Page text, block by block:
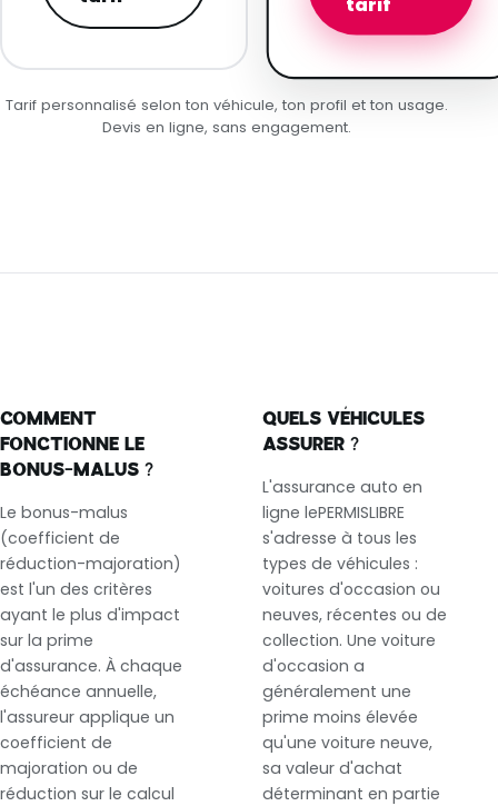
tarif
Tarif personnalisé selon ton véhicule, ton profil et ton usage.
Devis en ligne, sans engagement.
COMMENT
FONCTIONNE LE
BONUS-MALUS ?
Le bonus-malus
(coefficient de
réduction-majoration)
est l'un des critères
ayant le plus d'impact
sur la prime
d'assurance. À chaque
échéance annuelle,
l'assureur applique un
coefficient de
majoration ou de
réduction sur le calcul
QUELS VÉHICULES
ASSURER ?
L'assurance auto en
ligne lePERMISLIBRE
s'adresse à tous les
types de véhicules :
voitures d'occasion ou
neuves, récentes ou de
collection. Une voiture
d'occasion a
généralement une
prime moins élevée
qu'une voiture neuve,
sa valeur d'achat
déterminant en partie